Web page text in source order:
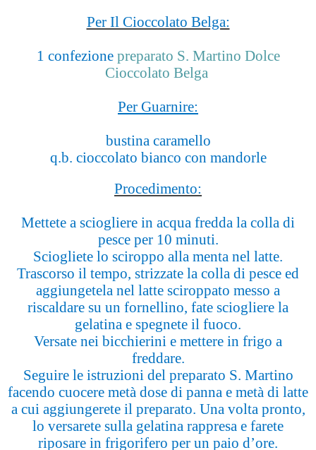
Per Il Cioccolato Belga:
1 confezione preparato S. Martino Dolce
Cioccolato Belga
Per Guarnire:
bustina caramello
q.b. cioccolato bianco con mandorle
Procedimento:
Mettete a sciogliere in acqua fredda la colla di
pesce per 10 minuti.
Sciogliete lo sciroppo alla menta nel latte.
Trascorso il tempo, strizzate la colla di pesce ed
aggiungetela nel latte sciroppato messo a
riscaldare su un fornellino, fate sciogliere la
gelatina e spegnete il fuoco.
Versate nei bicchierini e mettere in frigo a
freddare.
Seguire le istruzioni del preparato S. Martino
facendo cuocere metà dose di panna e metà di latte
a cui aggiungerete il preparato. Una volta pronto,
lo versarete sulla gelatina rappresa e farete
riposare in frigorifero per un paio d’ore.